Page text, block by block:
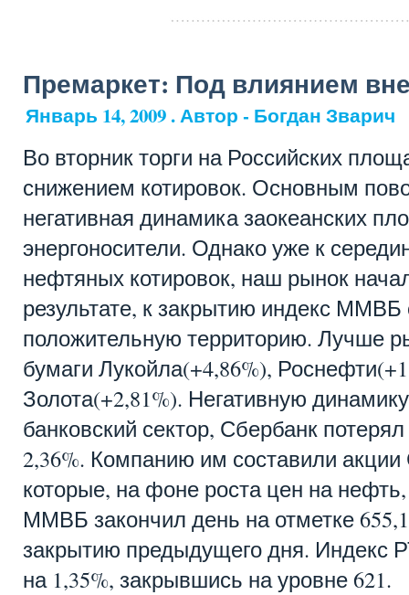
Премаркет: Под влиянием
Январь 14, 2009 . Автор - Богдан Зварич
Во вторник торги на Российских
снижением котировок. Основным
негативная динамика заокеанских
энергоносители. Однако уже к
нефтяных котировок, наш рынок
результате, к закрытию индекс ММВБ
положительную территорию. Лучше
бумаги Лукойла(+4,86%),
Золота(+2,81%). Негативную
банковский сектор, Сбербанк
2,36%. Компанию им составили акции
которые, на фоне роста цен на
ММВБ закончил день на отметке
закрытию предыдущего дня. Индекс
на 1,35%, закрывшись на уровне 621.